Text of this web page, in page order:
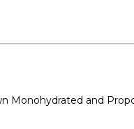
Monohydrated and